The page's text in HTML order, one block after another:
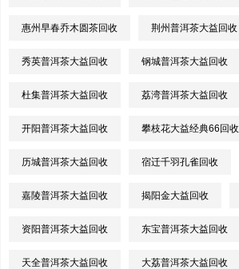
惠州早春乔木圆茶回收 荆州普洱茶大益回收
秀英普洱茶大益回收 钢城普洱茶大益回收
杜集普洱茶大益回收 荔湾普洱茶大益回收
开阳普洱茶大益回收 攀枝花大益经典66回收
历城普洱茶大益回收 宿迁千羽孔雀回收
嘉陵普洱茶大益回收 揭阳金大益回收
资阳普洱茶大益回收 东宝普洱茶大益回收
天全普洱茶大益回收 大荔普洱茶大益回收